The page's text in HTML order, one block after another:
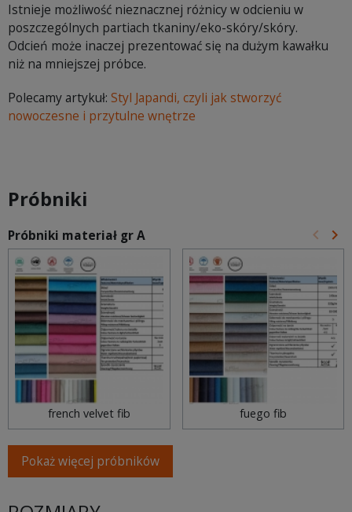
Istnieje możliwość nieznacznej różnicy w odcieniu w
poszczególnych partiach tkaniny/eko-skóry/skóry.
Odcień może inaczej prezentować się na dużym kawałku
niż na mniejszej próbce.
Polecamy artykuł: Styl Japandi, czyli jak stworzyć
nowoczesne i przytulne wnętrze
Próbniki
Próbniki materiał gr A keyboard_arrow_left keyboard_arrow_right
french velvet fib fuego fib
Pokaż więcej próbników